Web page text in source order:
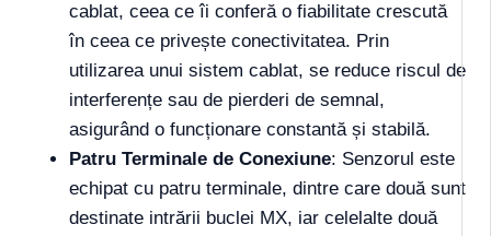
cablat, ceea ce îi conferă o fiabilitate crescută
în ceea ce privește conectivitatea. Prin
utilizarea unui sistem cablat, se reduce riscul de
interferențe sau de pierderi de semnal,
asigurând o funcționare constantă și stabilă.
Patru Terminale de Conexiune: Senzorul este
echipat cu patru terminale, dintre care două sunt
destinate intrării buclei MX, iar celelalte două